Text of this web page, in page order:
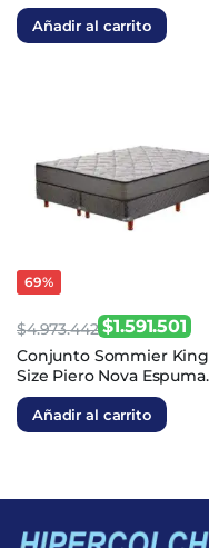
original
era:
actual
es:
Añadir al carrito
69%
$4.973.442
El
precio
original
era:
$1.591.501
El
precio
actual
es:
Conjunto Sommier King
Size Piero Nova Espuma
200x200x25
Añadir al carrito